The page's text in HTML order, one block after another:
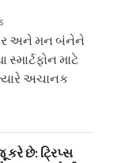
અને મન બંનેને
માટે
અચાનક
કરે છે: ટ્રિપ્સ